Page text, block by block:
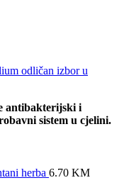
odličan izbor u
antibakterijski i
sistem u cjelini.
herba 6.70 KM